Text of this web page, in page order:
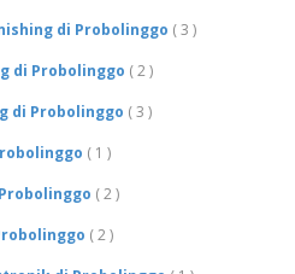
di Probolinggo ( 3 )
di Probolinggo ( 2 )
di Probolinggo ( 3 )
( 1 )
( 2 )
( 2 )